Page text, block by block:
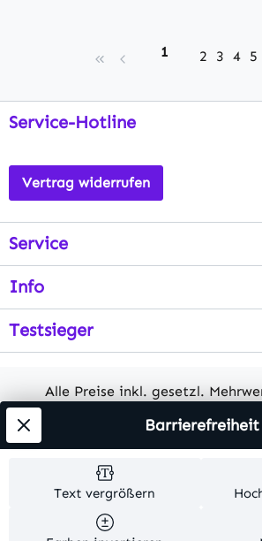
Seite
1 Seite
2 Seite
3 Seite
4 5
Service-Hotline
Vertrag widerrufen
Service
Info
Testsieger
Alle Preise inkl. gesetzl.
Herstellerangaben und ohne
© 2026 MKV24 – Alle Rechte
Text vergrößern
Barrierefreiheit